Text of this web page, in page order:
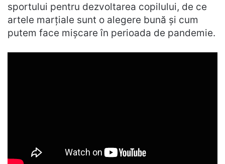
sportului pentru dezvoltarea copilului, de ce
artele marțiale sunt o alegere bună și cum
putem face mișcare în perioada de pandemie.